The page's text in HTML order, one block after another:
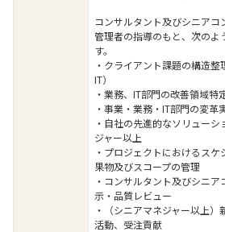
コンサルタント及びシニアコ
管理者の指導のもと、次のよ
す。
・クライアント課題の構造整
IT）
・業務、IT部門の改善領域特
・事業・業務・IT部門の変革
・自社の先進的なソリュー
ジャー以上
・プロジェクトにおけるス
果物及びスコープの管理
・コンサルタント及びシニ
示・品質レビュー
・（シニアマネジャー以上
活動、受注貢献